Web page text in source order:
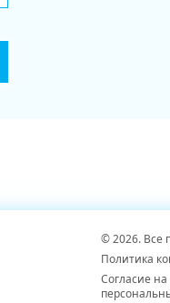
© 2026. Все
Политика
Согласие на